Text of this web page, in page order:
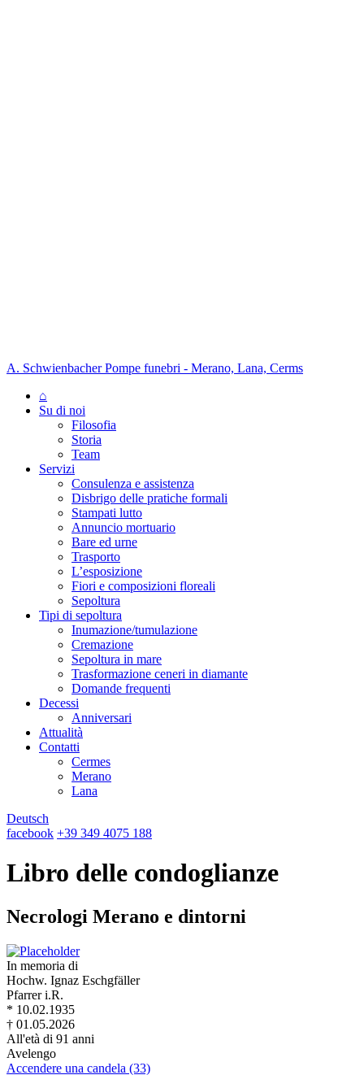
A. Schwienbacher Pompe funebri - Merano, Lana, Cerms
⌂
Su di noi
Filosofia
Storia
Team
Servizi
Consulenza e assistenza
Disbrigo delle pratiche formali
Stampati lutto
Annuncio mortuario
Bare ed urne
Trasporto
L’esposizione
Fiori e composizioni floreali
Sepoltura
Tipi di sepoltura
Inumazione/tumulazione
Cremazione
Sepoltura in mare
Trasformazione ceneri in diamante
Domande frequenti
Decessi
Anniversari
Attualità
Contatti
Cermes
Merano
Lana
Deutsch
facebook +39 349 4075 188
Libro delle condoglianze
Necrologi Merano e dintorni
In memoria di
Hochw. Ignaz Eschgfäller
Pfarrer i.R.
* 10.02.1935
† 01.05.2026
All'età di 91 anni
Avelengo
Accendere una candela (33)